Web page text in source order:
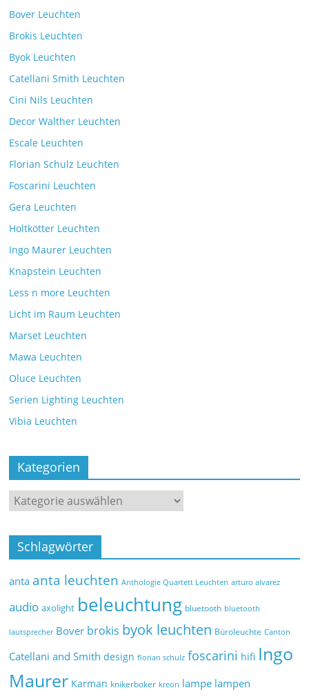
Bover Leuchten
Brokis Leuchten
Byok Leuchten
Catellani Smith Leuchten
Cini Nils Leuchten
Decor Walther Leuchten
Escale Leuchten
Florian Schulz Leuchten
Foscarini Leuchten
Gera Leuchten
Holtkötter Leuchten
Ingo Maurer Leuchten
Knapstein Leuchten
Less n more Leuchten
Licht im Raum Leuchten
Marset Leuchten
Mawa Leuchten
Oluce Leuchten
Serien Lighting Leuchten
Vibia Leuchten
Kategorien
Schlagwörter
anta anta leuchten Anthologie Quartett Leuchten arturo alvarez
audio axolight beleuchtung bluetooth bluetooth
lautsprecher Bover brokis byok leuchten Büroleuchte Canton
Catellani and Smith design florian schulz foscarini hifi Ingo
Maurer Karman knikerboker kreon lampe lampen